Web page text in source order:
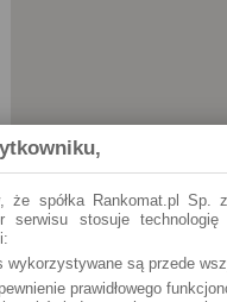
Tarnów Opolski
że spółka Rankomat.pl
serwisu stosuje
wykorzystywane są przede
prawidłowego